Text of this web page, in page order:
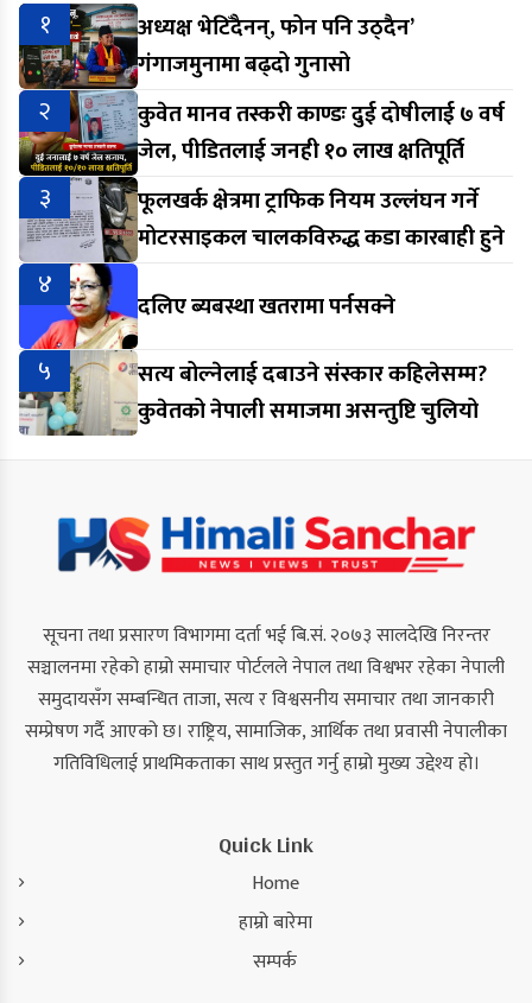
१
अध्यक्ष भेटिँदैनन्, फोन पनि उठ्दैन’
गंगाजमुनामा बढ्दो गुनासो
२
कुवेत मानव तस्करी काण्डः दुई दोषीलाई ७ वर्ष
जेल, पीडितलाई जनही १० लाख क्षतिपूर्ति
३
फूलखर्क क्षेत्रमा ट्राफिक नियम उल्लंघन गर्ने
मोटरसाइकल चालकविरुद्ध कडा कारबाही हुने
४
दलिए ब्यबस्था खतरामा पर्नसक्ने
५
सत्य बोल्नेलाई दबाउने संस्कार कहिलेसम्म?
कुवेतको नेपाली समाजमा असन्तुष्टि चुलियो
सूचना तथा प्रसारण विभागमा दर्ता भई बि.सं. २०७३ सालदेखि निरन्तर
सञ्चालनमा रहेको हाम्रो समाचार पोर्टलले नेपाल तथा विश्वभर रहेका नेपाली
समुदायसँग सम्बन्धित ताजा, सत्य र विश्वसनीय समाचार तथा जानकारी
सम्प्रेषण गर्दै आएको छ। राष्ट्रिय, सामाजिक, आर्थिक तथा प्रवासी नेपालीका
गतिविधिलाई प्राथमिकताका साथ प्रस्तुत गर्नु हाम्रो मुख्य उद्देश्य हो।
Quick Link
Home
हाम्रो बारेमा
सम्पर्क